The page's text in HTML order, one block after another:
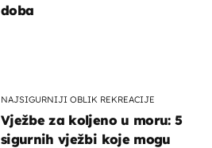
NAJSIGURNIJI OBLIK REKREACIJE
Vježbe za koljeno u moru: 5
sigurnih vježbi koje mogu
doba